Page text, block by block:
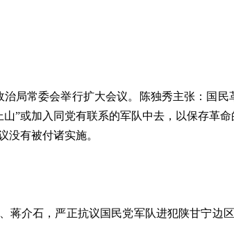
常委会举行扩大会议。陈独秀主张：国民
”或加入同党有联系的军队中去，以保存革
没有被付诸实施。
介石，严正抗议国民党军队进犯陕甘宁边